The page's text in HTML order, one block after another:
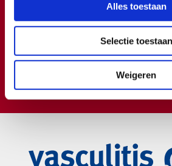
Alles toestaan
Selectie toestaan
Weigeren
Doneren ?
Meer weten over wat we met uw